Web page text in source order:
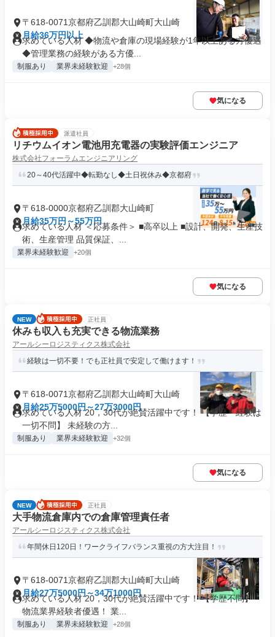
〒618-0071京都府乙訓郡大山崎町大山崎
月給36万円以上
求めている人材 ◆物流や倉庫の現場経験が1年以上ある方優遇
◆管理業務の経験がある方優...
制服あり 業界未経験歓迎 +28個
気になる
派遣社員
リチウムイオン電池用充電器の実験評価エンジニア
株式会社フォーラムエンジニアリング
20～40代活躍中◆転勤なし◆土日祝休み◆京都府
〒618-0000京都府乙訓郡大山崎町
月給35万円～55万円
求めている人材 ＜応募条件＞ ■高卒以上 ■設計、開発、生産技
術、生産管理 品質保証、...
業界未経験歓迎 +20個
気になる
NEW 正社員
休みも収入も充実できる物流業務
アールシーロジスティクス株式会社
経験は一切不要！でも正社員で安定して働けます！
〒618-0071京都府乙訓郡大山崎町大山崎
月給25万5000円～27万3000円
求めている人材 20，30代が絶賛活躍中です！ 【学歴・経験は
一切不問】 未経験の方...
制服あり 業界未経験歓迎 +32個
気になる
NEW 正社員
大手物流倉庫内での倉庫管理責任者
アールシーロジスティクス株式会社
年間休日120日！ワークライフバランス重視の方大注目！
〒618-0071京都府乙訓郡大山崎町大山崎
月給27万5000円～34万1000円
求めている人材 20，30代が絶賛活躍中です！ 【学歴不問】
物流業界経験者優遇！ 業...
制服あり 業界未経験歓迎 +28個